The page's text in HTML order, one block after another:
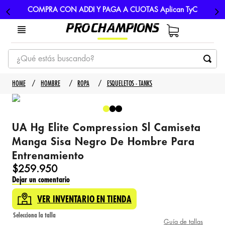
COMPRA CON ADDI Y PAGA A CUOTAS Aplican TyC
¿Qué estás buscando?
TÉRMINOS MÁS BUSCADOS
1
3. nike
4 . guayos
5. gorras
HOMBRE ROPA ESQUELETOS - TANKS
UA Hg Elite Compression Sl Camiseta
Manga Sisa Negro De Hombre Para
Entrenamiento
$259.950
Dejar un comentario
VER INVENTARIO EN TIENDA
Guía de tallas